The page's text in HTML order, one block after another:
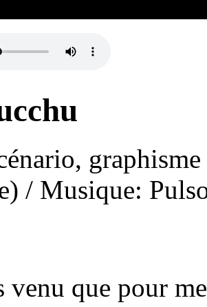
/ Musique:
venu que pour